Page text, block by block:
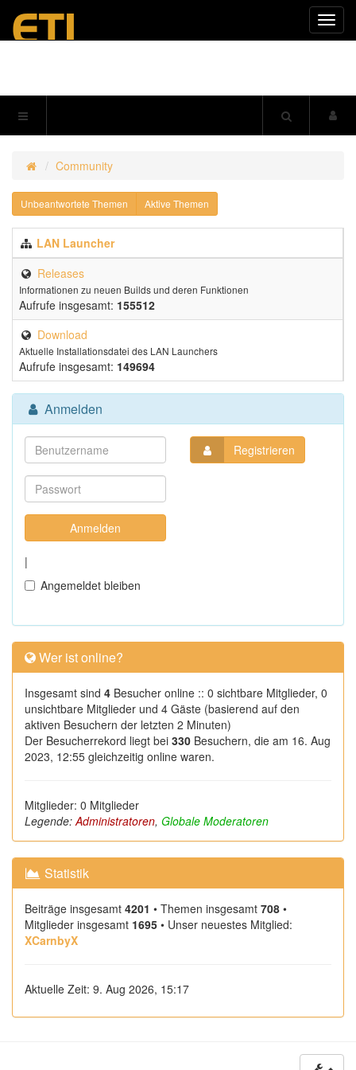
Community
Unbeantwortete Themen Aktive Themen
LAN Launcher
Releases
Informationen zu neuen Builds und deren Funktionen
Aufrufe insgesamt: 155512
Download
Aktuelle Installationsdatei des LAN Launchers
Aufrufe insgesamt: 149694
Anmelden
|
Angemeldet bleiben
Registrieren
Wer ist online?
Insgesamt sind 4 Besucher online :: 0 sichtbare Mitglieder, 0
unsichtbare Mitglieder und 4 Gäste (basierend auf den
aktiven Besuchern der letzten 2 Minuten)
Der Besucherrekord liegt bei 330 Besuchern, die am 16. Aug
2023, 12:55 gleichzeitig online waren.
Mitglieder: 0 Mitglieder
Legende:Administratoren, Globale Moderatoren
Statistik
Beiträge insgesamt 4201 • Themen insgesamt 708 •
Mitglieder insgesamt 1695 • Unser neuestes Mitglied:
XCarnbyX
Aktuelle Zeit: 9. Aug 2026, 15:17